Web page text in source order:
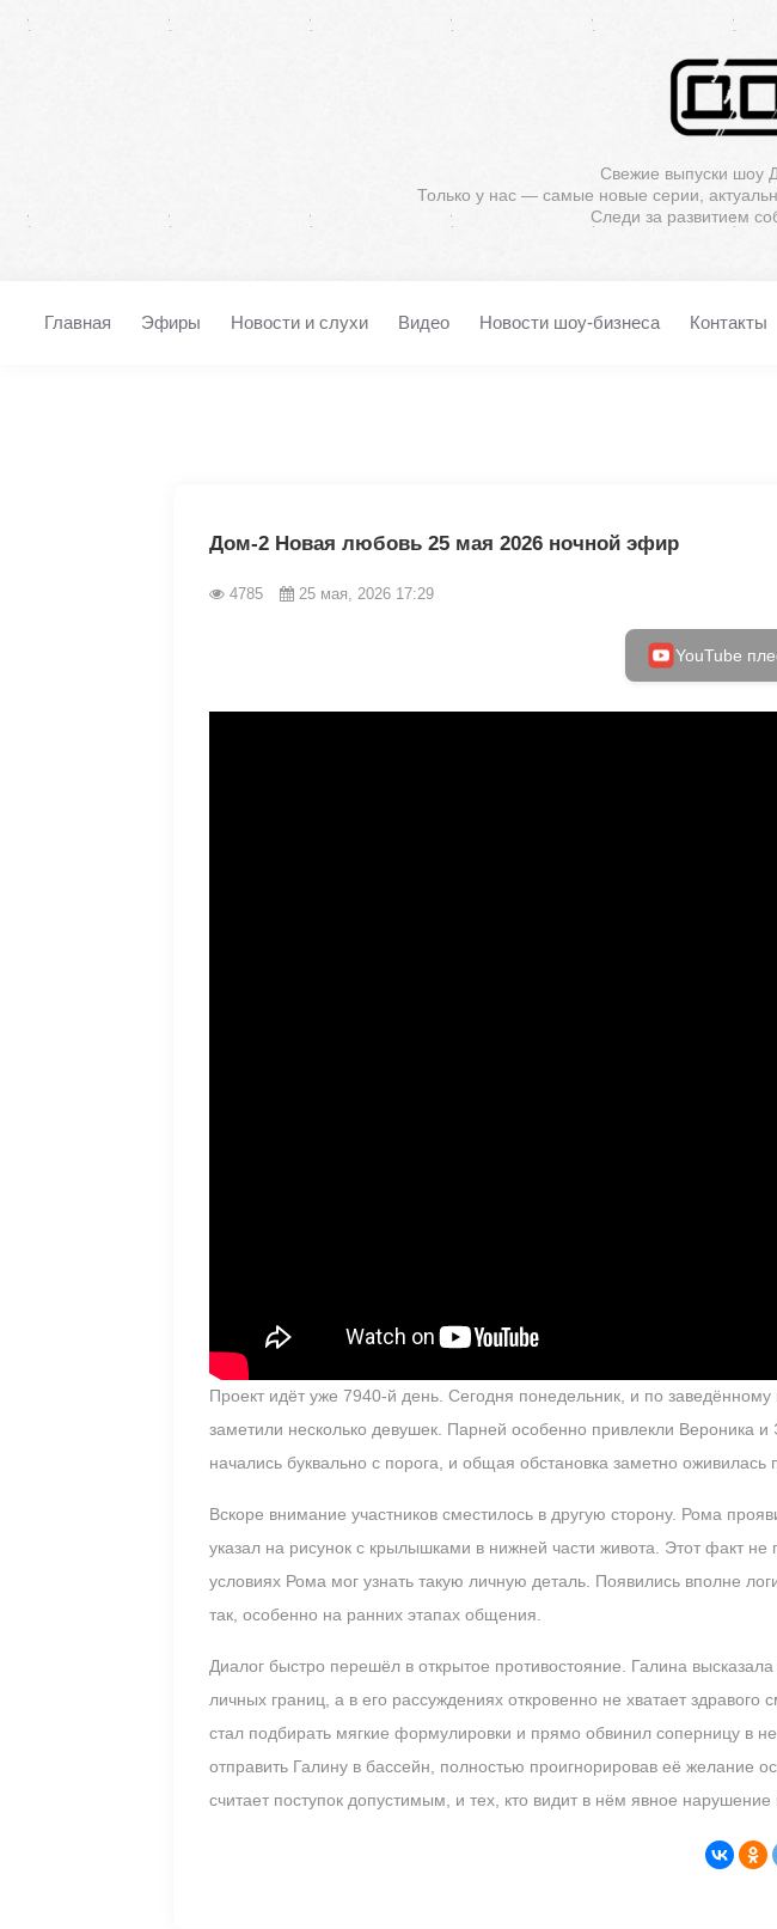
Свежие выпуски шоу
Только у нас — самые новые серии,
Следи за развитием
Главная Эфиры Новости и слухи Видео Новости шоу-бизнеса Контакты
Дом-2 Новая любовь 25 мая 2026 ночной эфир
4785 25 мая, 2026 17:29
YouTube
Проект идёт уже 7940-й день. Сегодня понедельник, и по
заметили несколько девушек. Парней особенно привлекли Вероника
начались буквально с порога, и общая обстановка заметно
Вскоре внимание участников сместилось в другую сторону. Рома
указал на рисунок с крылышками в нижней части живота. Этот факт
условиях Рома мог узнать такую личную деталь. Появились вполне
так, особенно на ранних этапах общения.
Диалог быстро перешёл в открытое противостояние. Галина
личных границ, а в его рассуждениях откровенно не хватает
стал подбирать мягкие формулировки и прямо обвинил соперницу в
отправить Галину в бассейн, полностью проигнорировав её желание
считает поступок допустимым, и тех, кто видит в нём явное